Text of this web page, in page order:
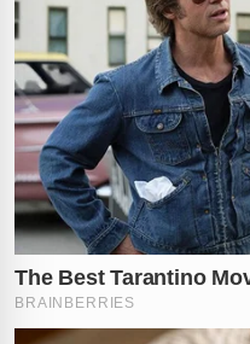
Especialistas em
que o laudo
águas para o inquérito
indicará se o corpo
perfurações ou se a
afogamento, o que
como um homicídio ou
águas correntes.
O caso ocorrido em